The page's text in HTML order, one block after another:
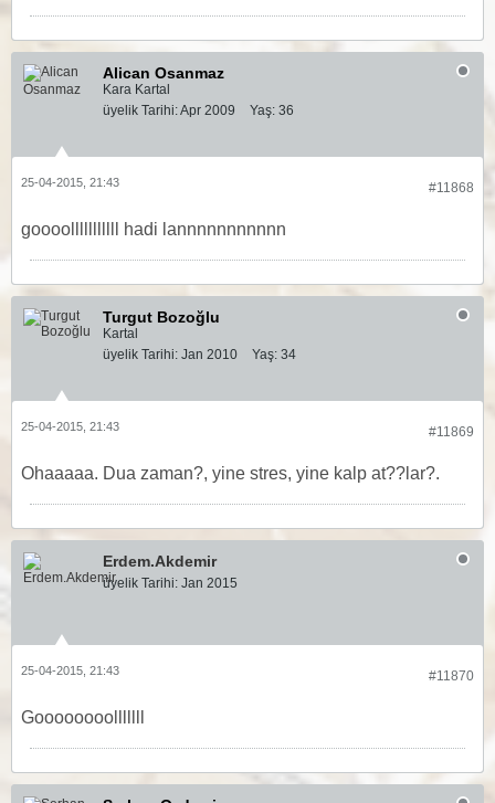
Alican Osanmaz
Kara Kartal
üyelik Tarihi:Apr 2009 Yaş: 36
#11868
25-04-2015, 21:43
goooolllllllllll hadi lannnnnnnnnnn
Turgut Bozoğlu
Kartal
üyelik Tarihi: Jan 2010 Yaş: 34
#11869
25-04-2015, 21:43
Ohaaaaa. Dua zaman?, yine stres, yine kalp at??lar?.
Erdem.Akdemir
üyelik Tarihi: Jan 2015
#11870
25-04-2015, 21:43
Goooooooolllllll